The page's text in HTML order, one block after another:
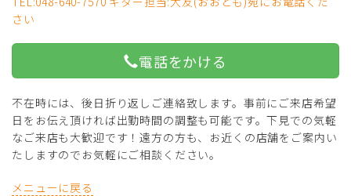
さい
電話をかける
不在時には、後日折り返しご連絡致します。事前にご来店希望
日をお伝え頂ければ出勤時間の調整も可能です。下見での気軽
なご来店も大歓迎です！遠方の方も、お近くの店舗をご案内い
たしますのでお気軽にご相談ください。
メニューに戻る